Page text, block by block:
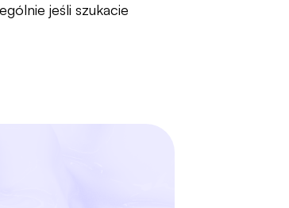
jeśli szukacie